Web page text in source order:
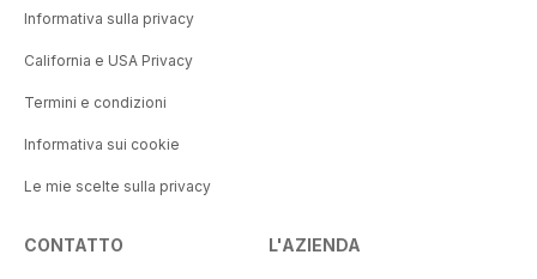
Informativa sulla privacy
California e USA Privacy
Termini e condizioni
Informativa sui cookie
Le mie scelte sulla privacy
CONTATTO L'AZIENDA